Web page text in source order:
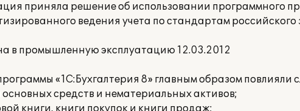
приняла решение об использовании программного
ведения учета по стандартам российского
в промышленную эксплуатацию 12.03.2012
«1С:Бухгалтерия 8» главным образом повлияли
основных средств и нематериальных активов;
книги, книги покупок и книги продаж;